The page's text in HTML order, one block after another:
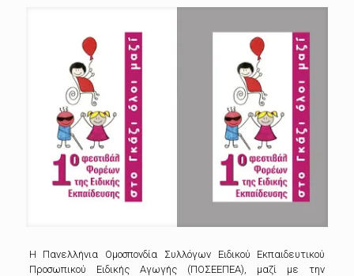
Η Πανελλήνια Ομοσπονδία Συλλόγων Ειδικού Εκπαιδευτικού
Προσωπικού Ειδικής Αγωγής (ΠΟΣΕΕΠΕΑ),
μαζί με την